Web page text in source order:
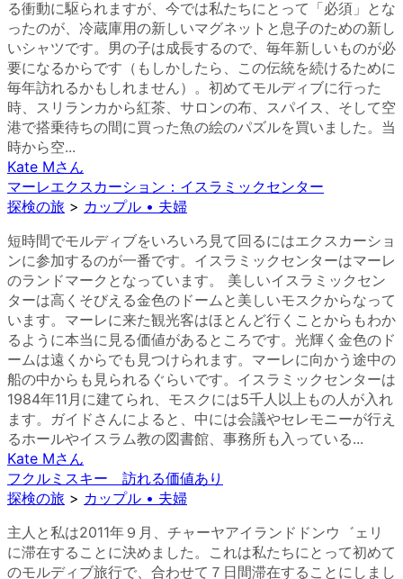
る衝動に駆られますが、今では私たちにとって「必須」とな
ったのが、冷蔵庫用の新しいマグネットと息子のための新し
いシャツです。男の子は成長するので、毎年新しいものが必
要になるからです（もしかしたら、この伝統を続けるために
毎年訪れるかもしれません）。初めてモルディブに行った
時、スリランカから紅茶、サロンの布、スパイス、そして空
港で搭乗待ちの間に買った魚の絵のパズルを買いました。当
時から空...
Kate Mさん
マーレエクスカーション：イスラミックセンター
探検の旅 > カップル • 夫婦
短時間でモルディブをいろいろ見て回るにはエクスカーショ
ンに参加するのが一番です。イスラミックセンターはマーレ
のランドマークとなっています。 美しいイスラミックセン
ターは高くそびえる金色のドームと美しいモスクからなって
います。マーレに来た観光客はほとんど行くことからもわか
るように本当に見る価値があるところです。光輝く金色のド
ームは遠くからでも見つけられます。マーレに向かう途中の
船の中からも見られるぐらいです。イスラミックセンターは
1984年11月に建てられ、モスクには5千人以上もの人が入れ
ます。ガイドさんによると、中には会議やセレモニーが行え
るホールやイスラム教の図書館、事務所も入っている...
Kate Mさん
フクルミスキー 訪れる価値あり
探検の旅 > カップル • 夫婦
主人と私は2011年９月、チャーヤアイランドドンウ゛ェリ
に滞在することに決めました。これは私たちにとって初めて
のモルディブ旅行で、合わせて７日間滞在することにしまし